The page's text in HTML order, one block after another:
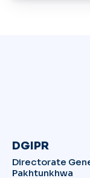
DGIPR
Directorate
Pakhtunkhwa